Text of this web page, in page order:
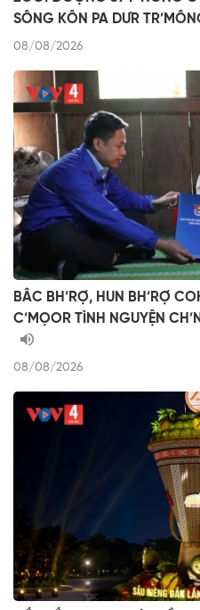
SÔNG KÔN PA DƯR
08/08/2026
BÂC BH’RỢ, HUN BH’RỢ
C’MỌOR TÌNH NGUYỆN
08/08/2026